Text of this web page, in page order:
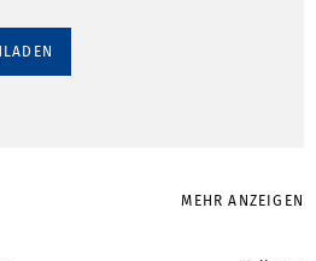
MEHR ANZEIGEN